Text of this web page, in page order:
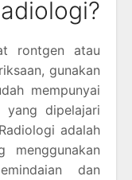
rontgen atau
gunakan
mempunyai
yang dipelajari
adalah
menggunakan
dan